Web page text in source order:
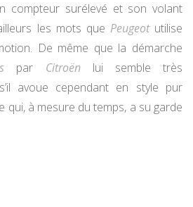
compteur surélevé et son volant
les mots que Peugeotutilise
De même que la démarche
par Citroënlui semble très
avoue cependant en style pur
qui, à mesure du temps, a su garde